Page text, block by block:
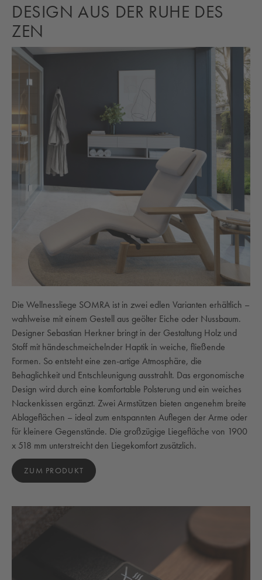
DESIGN AUS DER RUHE DES
ZEN
Die Wellnessliege SOMRA ist in zwei edlen Varianten erhältlich –
wahlweise mit einem Gestell aus geölter Eiche oder Nussbaum.
Designer Sebastian Herkner bringt in der Gestaltung Holz und
Stoff mit händeschmeichelnder Haptik in weiche, fließende
Formen. So entsteht eine zen-artige Atmosphäre, die
Behaglichkeit und Entschleunigung ausstrahlt. Das ergonomische
Design wird durch eine komfortable Polsterung und ein weiches
Nackenkissen ergänzt. Zwei Armstützen bieten angenehm breite
Ablageflächen – ideal zum entspannten Auflegen der Arme oder
für kleinere Gegenstände. Die großzügige Liegefläche von 1900
x 518 mm unterstreicht den Liegekomfort zusätzlich.
ZUM PRODUKT